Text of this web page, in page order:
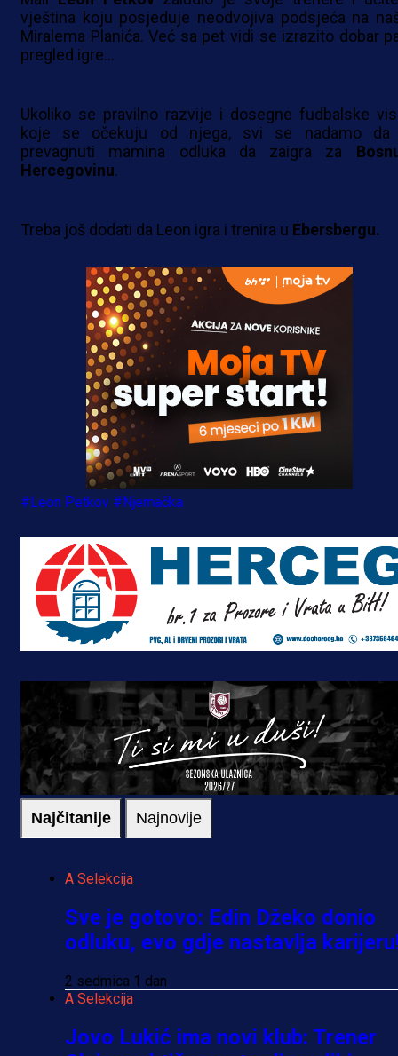
vještina koju posjeduje neodvojiva podsjeća na
Miralema Planića. Već sa pet vidi se izrazito dobar
pregled igre...
Ukoliko se pravilno razvije i dosegne fudbalske
koje se očekuju od njega, svi se nadamo da
prevagnuti mamina odluka da zaigra za
Hercegovinu.
Treba još dodati da Leon igra i trenira u Ebersbergu.
#Leon Petkov #Njemačka
Najčitanije Najnovije
A Selekcija
Sve je gotovo: Edin Džeko donio
odluku, evo gdje nastavlja
2 sedmica 1 dan
A Selekcija
Jovo Lukić ima novi klub: Trener